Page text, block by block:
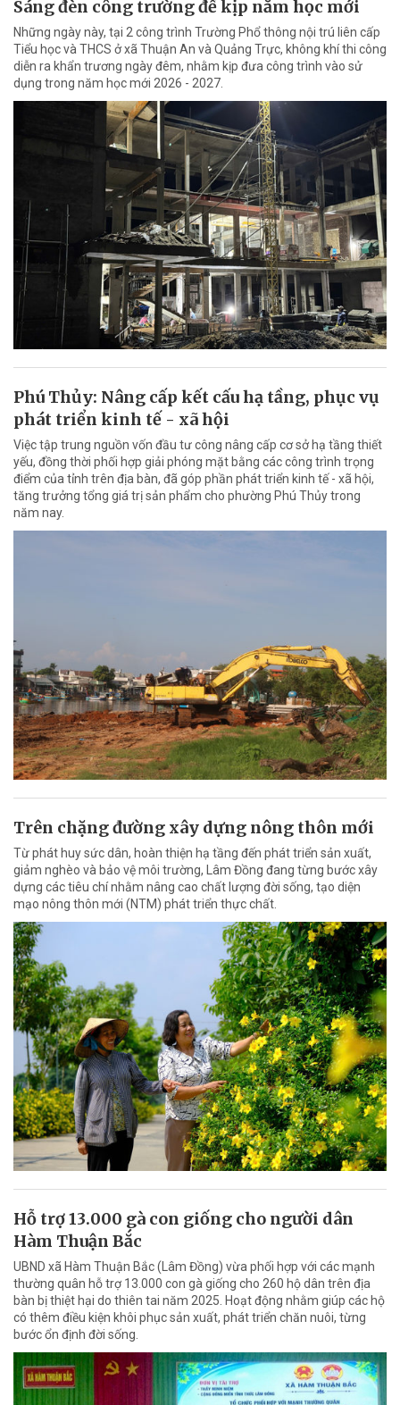
Sáng đèn công trường để kịp năm học mới
Những ngày này, tại 2 công trình Trường Phổ thông nội trú liên cấp
Tiểu học và THCS ở xã Thuận An và Quảng Trực, không khí thi công
diễn ra khẩn trương ngày đêm, nhằm kịp đưa công trình vào sử
dụng trong năm học mới 2026 - 2027.
Phú Thủy: Nâng cấp kết cấu hạ tầng, phục vụ
phát triển kinh tế - xã hội
Việc tập trung nguồn vốn đầu tư công nâng cấp cơ sở hạ tầng thiết
yếu, đồng thời phối hợp giải phóng mặt bằng các công trình trọng
điểm của tỉnh trên địa bàn, đã góp phần phát triển kinh tế - xã hội,
tăng trưởng tổng giá trị sản phẩm cho phường Phú Thủy trong
năm nay.
Trên chặng đường xây dựng nông thôn mới
Từ phát huy sức dân, hoàn thiện hạ tầng đến phát triển sản xuất,
giảm nghèo và bảo vệ môi trường, Lâm Đồng đang từng bước xây
dựng các tiêu chí nhằm nâng cao chất lượng đời sống, tạo diện
mạo nông thôn mới (NTM) phát triển thực chất.
Hỗ trợ 13.000 gà con giống cho người dân
Hàm Thuận Bắc
UBND xã Hàm Thuận Bắc (Lâm Đồng) vừa phối hợp với các mạnh
thường quân hỗ trợ 13.000 con gà giống cho 260 hộ dân trên địa
bàn bị thiệt hại do thiên tai năm 2025. Hoạt động nhằm giúp các hộ
có thêm điều kiện khôi phục sản xuất, phát triển chăn nuôi, từng
bước ổn định đời sống.